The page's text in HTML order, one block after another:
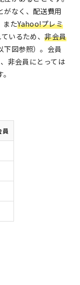
がなく、配送費用
またYahoo!プレミ
ているため、非会員
下図参照）。会員
非会員にとっては
員